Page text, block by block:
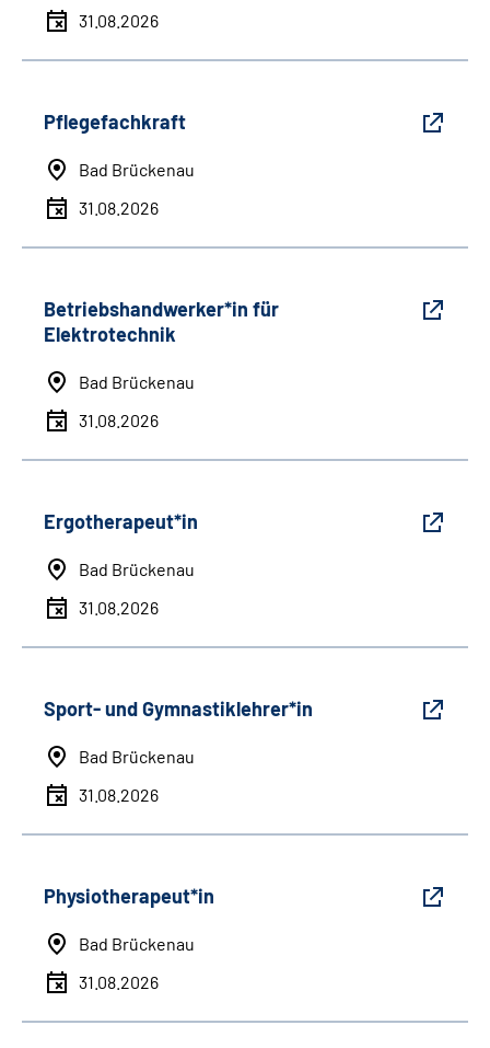
31.08.2026
Pflegefachkraft
Bad Brückenau
31.08.2026
Betriebshandwerker*in für
Elektrotechnik
Bad Brückenau
31.08.2026
Ergotherapeut*in
Bad Brückenau
31.08.2026
Sport- und Gymnastiklehrer*in
Bad Brückenau
31.08.2026
Physiotherapeut*in
Bad Brückenau
31.08.2026